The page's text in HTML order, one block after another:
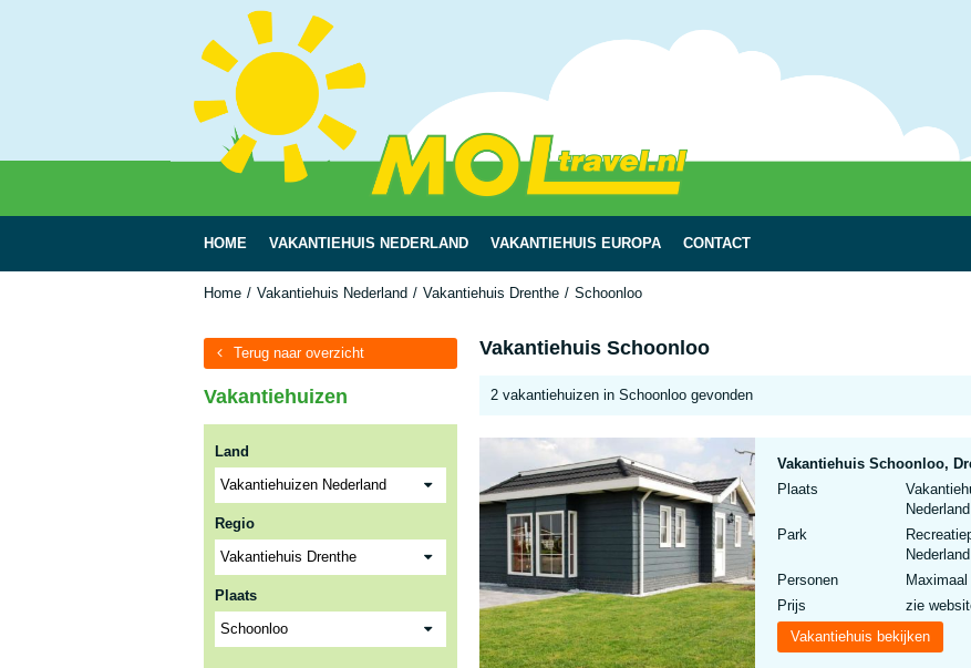
HOME VAKANTIEHUIS NEDERLAND VAKANTIEHUIS EUROPA CONTACT
Home Vakantiehuis Nederland Vakantiehuis Drenthe Schoonloo
Vakantiehuis Schoonloo
2 vakantiehuizen in Schoonloo gevonden
Vakantiehuis Schoonloo,
Plaats
Nederland
Park
Nederland
Personen
Maximaal
Prijs
zie
Vakantiehuis bekijken
Terug naar overzicht
Vakantiehuizen
Land
Regio
Plaats